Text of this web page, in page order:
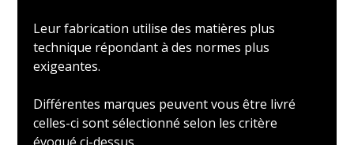
Leur fabrication utilise des matières plus
technique répondant à des normes plus
exigeantes.
Différentes marques peuvent vous être livré
celles-ci sont sélectionné selon les critère